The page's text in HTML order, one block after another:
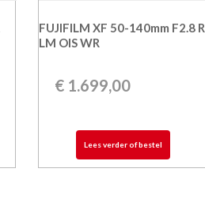
FUJIFILM XF 50-140mm F2.8 R
LM OIS WR
€ 1.699,00
Lees verder of bestel